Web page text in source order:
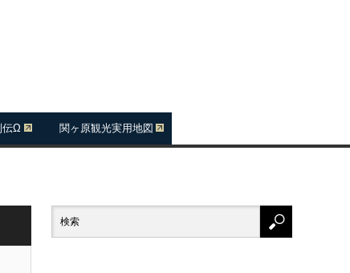
伝Ω 関ヶ原観光実用地図